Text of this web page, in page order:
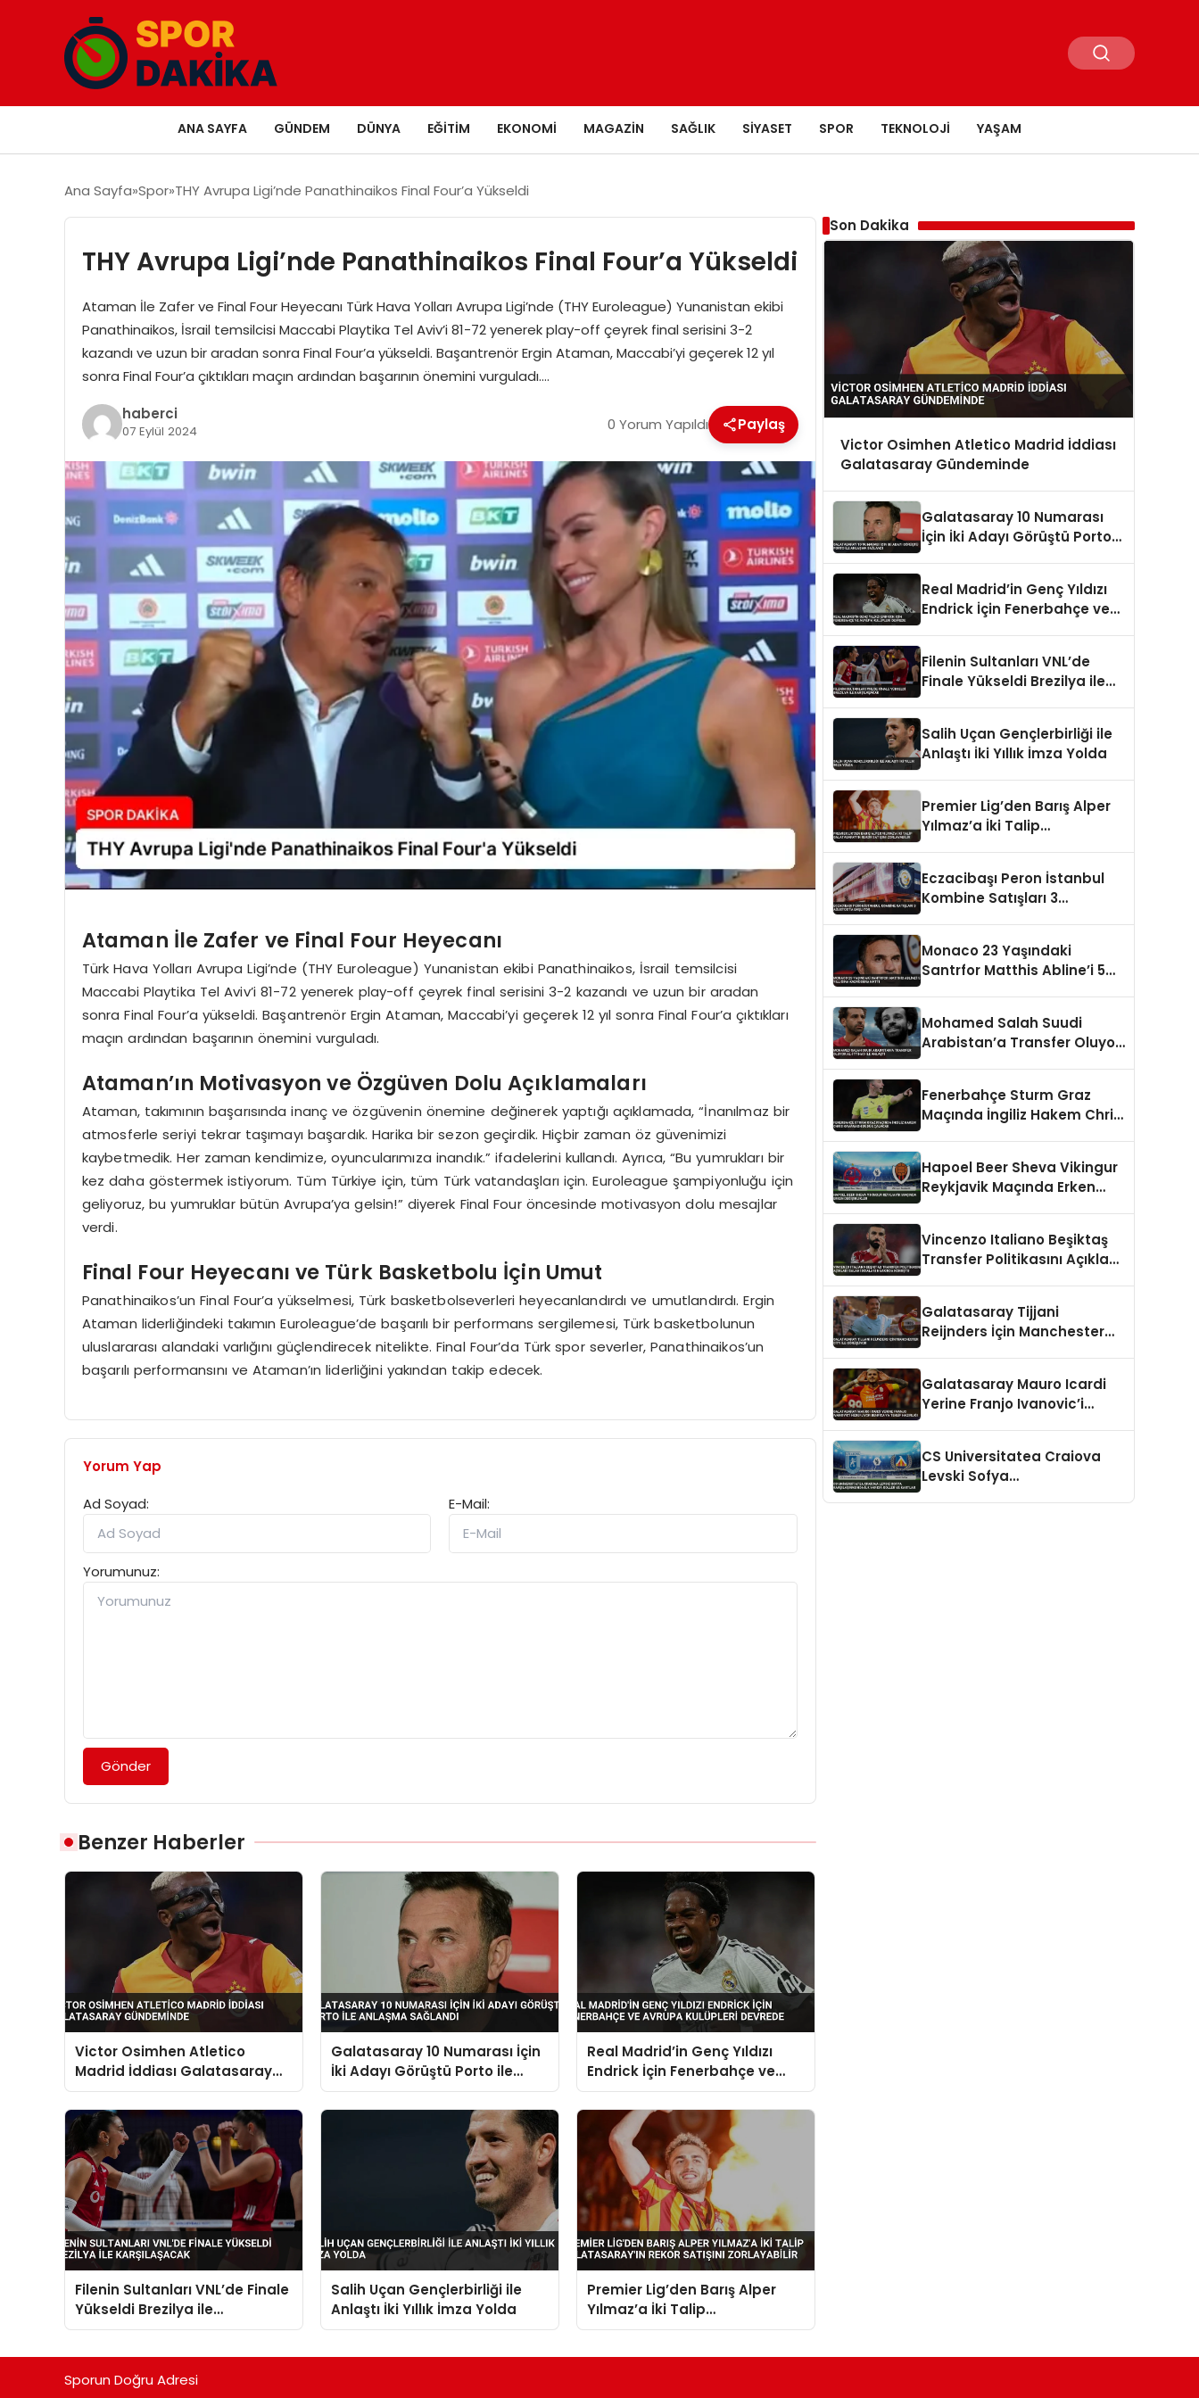
ANA SAYFA GÜNDEM DÜNYA EĞITIM EKONOMI MAGAZIN SAĞLIK SIYASET SPOR TEKNOLOJI YAŞAM
Ana Sayfa Spor THY Avrupa Ligi’nde Panathinaikos Final Four’a Yükseldi
THY Avrupa Ligi’nde Panathinaikos Final Four’a Yükseldi
Ataman İle Zafer ve Final Four Heyecanı Türk Hava Yolları Avrupa Ligi’nde (THY Euroleague) Yunanistan ekibi
Panathinaikos, İsrail temsilcisi Maccabi Playtika Tel Aviv’i 81-72 yenerek play-off çeyrek final serisini 3-2
kazandı ve uzun bir aradan sonra Final Four’a yükseldi. Başantrenör Ergin Ataman, Maccabi’yi geçerek 12 yıl
sonra Final Four’a çıktıkları maçın ardından başarının önemini vurguladı….
haberci
07 Eylül 2024 0 Yorum Yapıldı Paylaş
Ataman İle Zafer ve Final Four Heyecanı
Türk Hava Yolları Avrupa Ligi’nde (THY Euroleague) Yunanistan ekibi Panathinaikos, İsrail temsilcisi
Maccabi Playtika Tel Aviv’i 81-72 yenerek play-off çeyrek final serisini 3-2 kazandı ve uzun bir aradan
sonra Final Four’a yükseldi. Başantrenör Ergin Ataman, Maccabi’yi geçerek 12 yıl sonra Final Four’a çıktıkları
maçın ardından başarının önemini vurguladı.
Ataman’ın Motivasyon ve Özgüven Dolu Açıklamaları
Ataman, takımının başarısında inanç ve özgüvenin önemine değinerek yaptığı açıklamada, “İnanılmaz bir
atmosferle seriyi tekrar taşımayı başardık. Harika bir sezon geçirdik. Hiçbir zaman öz güvenimizi
kaybetmedik. Her zaman kendimize, oyuncularımıza inandık.” ifadelerini kullandı. Ayrıca, “Bu yumrukları bir
kez daha göstermek istiyorum. Tüm Türkiye için, tüm Türk vatandaşları için. Euroleague şampiyonluğu için
geliyoruz, bu yumruklar bütün Avrupa’ya gelsin!” diyerek Final Four öncesinde motivasyon dolu mesajlar
verdi.
Final Four Heyecanı ve Türk Basketbolu İçin Umut
Panathinaikos’un Final Four’a yükselmesi, Türk basketbolseverleri heyecanlandırdı ve umutlandırdı. Ergin
Ataman liderliğindeki takımın Euroleague’de başarılı bir performans sergilemesi, Türk basketbolunun
uluslararası alandaki varlığını güçlendirecek nitelikte. Final Four’da Türk spor severler, Panathinaikos’un
başarılı performansını ve Ataman’ın liderliğini yakından takip edecek.
Yorum Yap
Ad Soyad:
E-Mail:
Yorumunuz:
Gönder
Benzer Haberler
Victor Osimhen Atletico
Madrid İddiası Galatasaray
Gündeminde
Galatasaray 10 Numarası İçin
İki Adayı Görüştü Porto ile
Anlaşma Sağlandı
Real Madrid’in Genç Yıldızı
Endrick İçin Fenerbahçe ve
Avrupa Kulüpleri Devrede
Filenin Sultanları VNL’de Finale
Yükseldi Brezilya ile
Karşılaşacak
Salih Uçan Gençlerbirliği ile
Anlaştı İki Yıllık İmza Yolda
Premier Lig’den Barış Alper
Yılmaz’a İki Talip
Galatasaray’ın Rekor Satışını
Son Dakika
Victor Osimhen Atletico Madrid İddiası
Galatasaray Gündeminde
Galatasaray 10 Numarası
İçin İki Adayı Görüştü Porto
Real Madrid’in Genç Yıldızı
Endrick İçin Fenerbahçe ve
Filenin Sultanları VNL’de
Finale Yükseldi Brezilya ile
Salih Uçan Gençlerbirliği ile
Anlaştı İki Yıllık İmza Yolda
Premier Lig’den Barış Alper
Yılmaz’a İki Talip
Eczacibaşı Peron İstanbul
Kombine Satışları 3
Monaco 23 Yaşındaki
Santrfor Matthis Abline’i 5
Mohamed Salah Suudi
Arabistan’a Transfer Oluyor
Fenerbahçe Sturm Graz
Maçında İngiliz Hakem Chris
Hapoel Beer Sheva Vikingur
Reykjavik Maçında Erken
Vincenzo Italiano Beşiktaş
Transfer Politikasını Açıkladı
Galatasaray Tijjani
Reijnders İçin Manchester
Galatasaray Mauro Icardi
Yerine Franjo Ivanovic’i
CS Universitatea Craiova
Levski Sofya
Sporun Doğru Adresi